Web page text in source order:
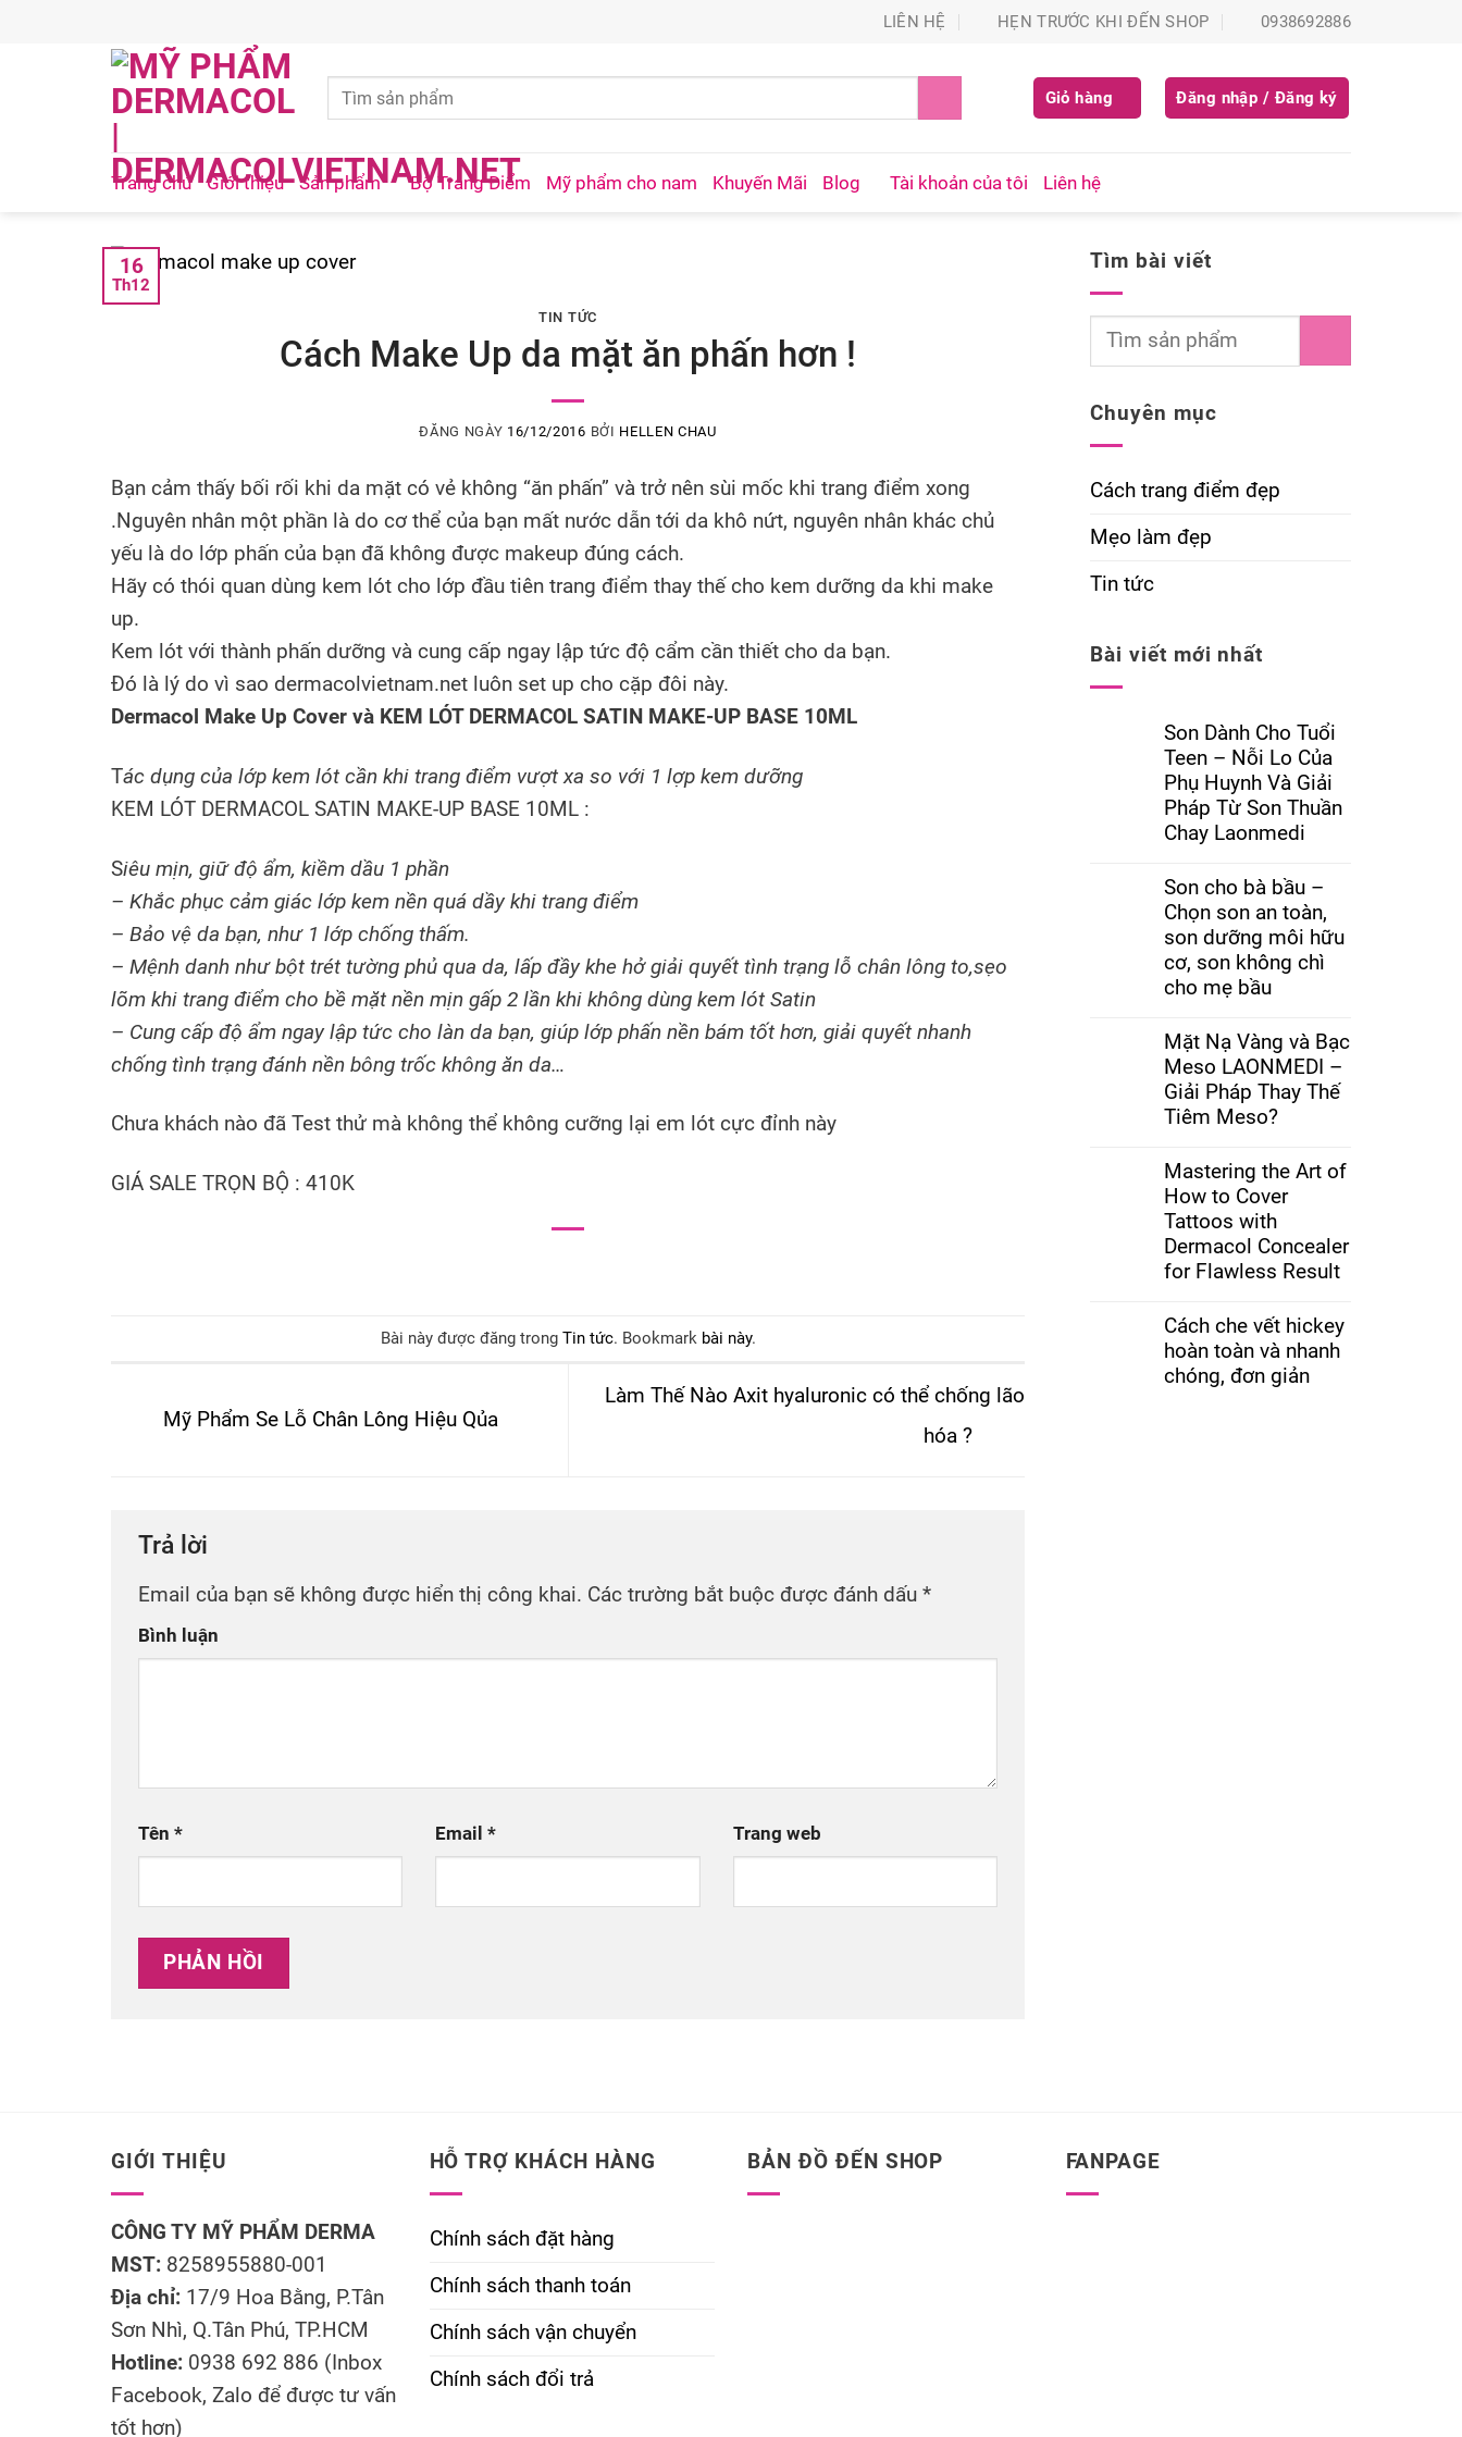
LIÊN HỆ HẸN TRƯỚC KHI ĐẾN SHOP 0938692886
Giỏ hàng Đăng nhập / Đăng ký
Trang chủ Giới thiệu Sản phẩm Bộ Trang Điểm Mỹ phẩm cho nam Khuyến Mãi Blog Tài khoản của tôi Liên hệ
16
Th12
TIN TỨC
Cách Make Up da mặt ăn phấn hơn !
ĐĂNG NGÀY 16/12/2016 BỞI HELLEN CHAU
Bạn cảm thấy bối rối khi da mặt có vẻ không “ăn phấn” và trở nên sùi mốc khi trang điểm xong
.Nguyên nhân một phần là do cơ thể của bạn mất nước dẫn tới da khô nứt, nguyên nhân khác chủ
yếu là do lớp phấn của bạn đã không được makeup đúng cách.
Hãy có thói quan dùng kem lót cho lớp đầu tiên trang điểm thay thế cho kem dưỡng da khi make
up.
Kem lót với thành phấn dưỡng và cung cấp ngay lập tức độ cẩm cần thiết cho da bạn.
Đó là lý do vì sao dermacolvietnam.net luôn set up cho cặp đôi này.
Dermacol Make Up Cover và KEM LÓT DERMACOL SATIN MAKE-UP BASE 10ML
Tác dụng của lớp kem lót cần khi trang điểm vượt xa so với 1 lợp kem dưỡng
KEM LÓT DERMACOL SATIN MAKE-UP BASE 10ML :
Siêu mịn, giữ độ ẩm, kiềm dầu 1 phần
– Khắc phục cảm giác lớp kem nền quá dầy khi trang điểm
– Bảo vệ da bạn, như 1 lớp chống thấm.
– Mệnh danh như bột trét tường phủ qua da, lấp đầy khe hở giải quyết tình trạng lỗ chân lông to,sẹo
lõm khi trang điểm cho bề mặt nền mịn gấp 2 lần khi không dùng kem lót Satin
– Cung cấp độ ẩm ngay lập tức cho làn da bạn, giúp lớp phấn nền bám tốt hơn, giải quyết nhanh
chống tình trạng đánh nền bông trốc không ăn da…
Chưa khách nào đã Test thử mà không thể không cưỡng lại em lót cực đỉnh này
GIÁ SALE TRỌN BỘ : 410K
Bài này được đăng trong Tin tức. Bookmark bài này.
Mỹ Phẩm Se Lỗ Chân Lông Hiệu Qủa
Làm Thế Nào Axit hyaluronic có thể chống lão
hóa ?
Trả lời
Email của bạn sẽ không được hiển thị công khai. Các trường bắt buộc được đánh dấu *
Bình luận
Tên * Email* Trang web
Tìm bài viết
Chuyên mục
Cách trang điểm đẹp
Mẹo làm đẹp
Tin tức
Bài viết mới nhất
Son Dành Cho Tuổi
Teen – Nỗi Lo Của
Phụ Huynh Và Giải
Pháp Từ Son Thuần
Chay Laonmedi
Son cho bà bầu –
Chọn son an toàn,
son dưỡng môi hữu
cơ, son không chì
cho mẹ bầu
Mặt Nạ Vàng và Bạc
Meso LAONMEDI –
Giải Pháp Thay Thế
Tiêm Meso?
Mastering the Art of
How to Cover
Tattoos with
Dermacol Concealer
for Flawless Result
Cách che vết hickey
hoàn toàn và nhanh
chóng, đơn giản
GIỚI THIỆU
CÔNG TY MỸ PHẨM DERMA
MST: 8258955880-001
Địa chỉ: 17/9 Hoa Bằng, P.Tân
Sơn Nhì, Q.Tân Phú, TP.HCM
Hotline: 0938 692 886 (Inbox
Facebook, Zalo để được tư vấn
tốt hơn)
HỖ TRỢ KHÁCH HÀNG
Chính sách đặt hàng
Chính sách thanh toán
Chính sách vận chuyển
Chính sách đổi trả
BẢN ĐỒ ĐẾN SHOP FANPAGE